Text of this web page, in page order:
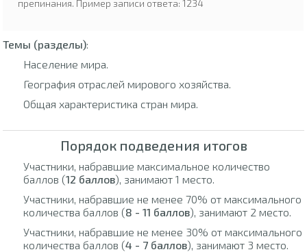
препинания. Пример записи ответа: 1234
Темы (разделы):
Население мира.
География отраслей мирового хозяйства.
Общая характеристика стран мира.
Порядок подведения итогов
Участники, набравшие максимальное количество
баллов (12 баллов), занимают 1 место.
Участники, набравшие не менее 70% от максимального
количества баллов (8 - 11 баллов), занимают 2 место.
Участники, набравшие не менее 30% от максимального
количества баллов (4 - 7 баллов), занимают 3 место.